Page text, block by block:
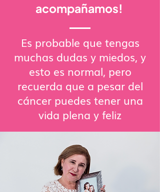
acompañamos!
Es probable que tengas
muchas dudas y miedos, y
esto es normal, pero
recuerda que a pesar del
cáncer puedes tener una
vida plena y feliz